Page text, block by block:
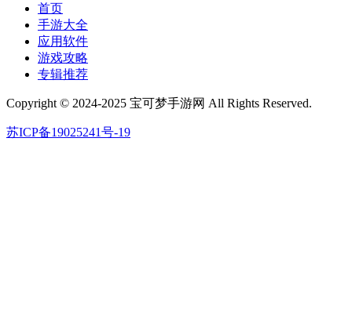
首页
手游大全
应用软件
游戏攻略
专辑推荐
Copyright © 2024-2025 宝可梦手游网 All Rights Reserved.
苏ICP备19025241号-19